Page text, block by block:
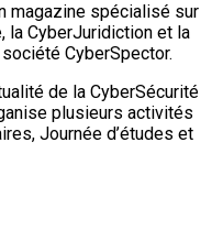
magazine spécialisé sur
la CyberJuridiction et la
CyberSpector.
de la CyberSécurité
plusieurs activités
Journée d’études et